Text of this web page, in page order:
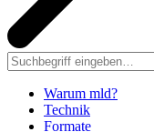
Warum mld?
Technik
Formate